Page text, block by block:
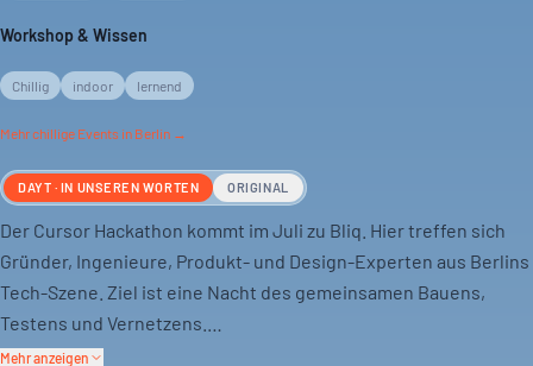
Workshop & Wissen
Chillig indoor lernend
Mehrchillige Events in Berlin →
DAYT · IN UNSEREN WORTEN ORIGINAL
Der Cursor Hackathon kommt im Juli zu Bliq. Hier treffen sich
Gründer, Ingenieure, Produkt- und Design-Experten aus Berlins
Tech-Szene. Ziel ist eine Nacht des gemeinsamen Bauens,
Testens und Vernetzens.
Mehr anzeigen